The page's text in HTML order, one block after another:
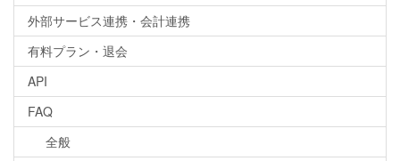
外部サービス連携・会計連携
有料プラン・退会
API
FAQ
全般